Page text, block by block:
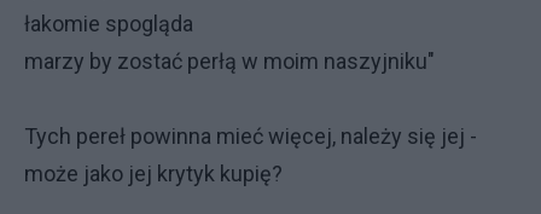
łakomie spogląda
marzy by zostać perłą w moim naszyjniku"
Tych pereł powinna mieć więcej, należy się jej -
może jako jej krytyk kupię?